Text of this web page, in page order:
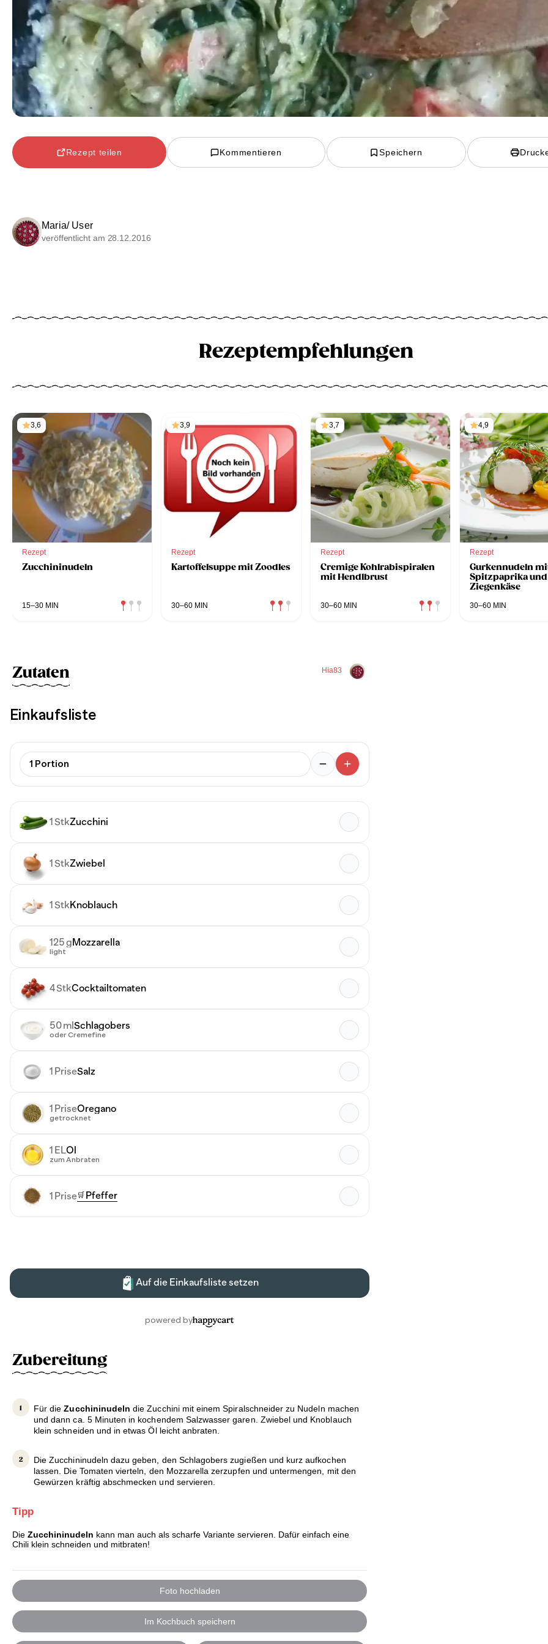
Rezept teilen Kommentieren Speichern
Maria/ User
veröffentlicht am 28.12.2016
Rezeptempfehlungen
3,6
Rezept
Zucchininudeln
15–30 MIN
3,9
Rezept
Kartoffelsuppe mit Zoodles
30–60 MIN
3,7
Rezept
Cremige Kohlrabispiralen
mit Hendlbrust
30–60 MIN
4,9
Rezept
Gurkennudeln
Spitzpaprika und
Ziegenkäse
30–60 MIN
Hia83
Zutaten
Zubereitung
Für dieZucchininudeln die Zucchini mit einem Spiralschneider zu Nudeln machen
und dann ca. 5 Minuten in kochendem Salzwasser garen. Zwiebel und Knoblauch
klein schneiden und in etwas Öl leicht anbraten.
Die Zucchininudeln dazu geben, den Schlagobers zugießen und kurz aufkochen
lassen. Die Tomaten vierteln, den Mozzarella zerzupfen und untermengen, mit den
Gewürzen kräftig abschmecken und servieren.
Tipp
Die Zucchininudeln kann man auch als scharfe Variante servieren. Dafür einfach eine
Chili klein schneiden und mitbraten!
Foto hochladen
Im Kochbuch speichern